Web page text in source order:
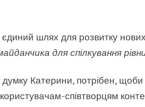
шлях для розвитку
для спілкування
Катерини, потрібен,
співтворцям